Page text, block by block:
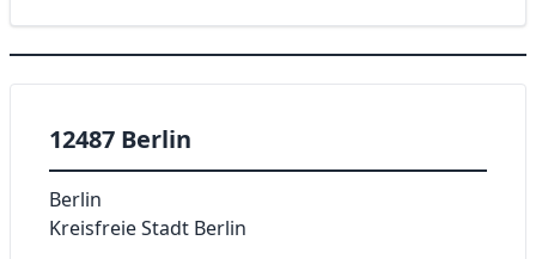
12487 Berlin
Berlin
Kreisfreie Stadt Berlin